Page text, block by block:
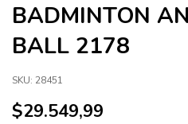
BADMINTON
BALL 2178
SKU: 28451
$29.549,99